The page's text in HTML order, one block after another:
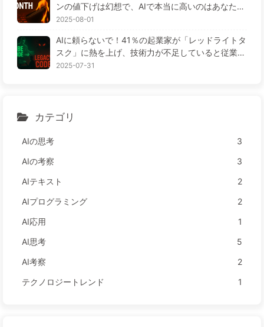
ンの値下げは幻想で、AIで本当に高いのはあなたの
貪欲さ——ゆっくり学ぶAI164
2025-08-01
AIに頼らないで！41％の起業家が「レッドライトタ
スク」に熱を上げ、技術力が不足していると従業員
がさらに苦しむ— ゆっくり学ぶAI163
2025-07-31
カテゴリ
AIの思考
3
AIの考察
3
AIテキスト
2
AIプログラミング
2
AI応用
1
AI思考
5
AI考察
2
テクノロジートレンド
1